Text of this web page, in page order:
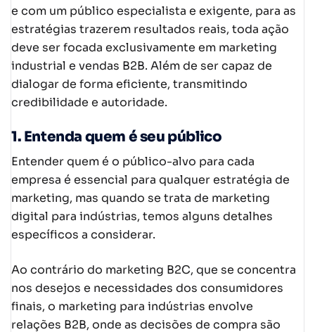
e com um público especialista e exigente, para as
estratégias trazerem resultados reais, toda ação
deve ser focada exclusivamente em marketing
industrial e vendas B2B. Além de ser capaz de
dialogar de forma eficiente, transmitindo
credibilidade e autoridade.
1. Entenda quem é seu público
Entender quem é o público-alvo para cada
empresa é essencial para qualquer estratégia de
marketing, mas quando se trata de marketing
digital para indústrias, temos alguns detalhes
específicos a considerar.
Ao contrário do marketing B2C, que se concentra
nos desejos e necessidades dos consumidores
finais, o marketing para indústrias envolve
relações B2B, onde as decisões de compra são